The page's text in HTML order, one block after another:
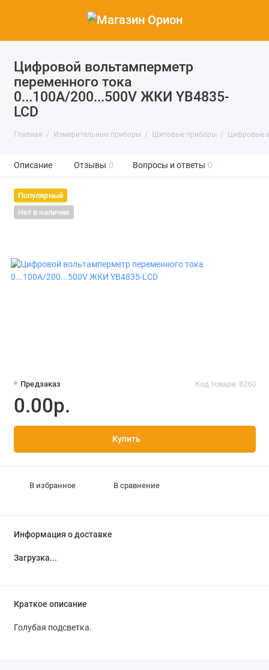
Цифровой вольтамперметр
переменного тока
0...100А/200...500V ЖКИ YB4835-
LCD
Главная Измерительные приборы Щитовые приборы Цифровые
Описание Отзывы 0 Вопросы и ответы 0
Популярный
Нет в наличии
Предзаказ Код товара: 8260
0.00р.
Купить
В избранное В сравнение
Информация о доставке
Загрузка...
Краткое описание
Голубая подсветка.